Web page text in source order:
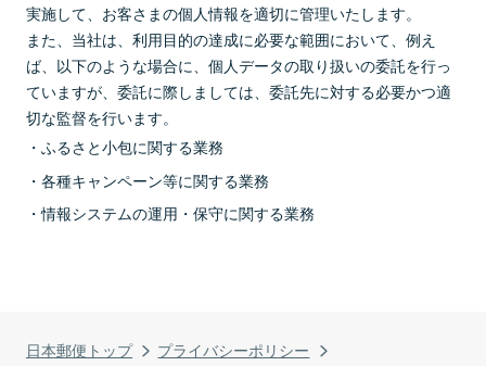
日本郵便トップ
プライバシーポリシー
実施して、お客さまの個人情報を適切に管理いたします。
また、当社は、利用目的の達成に必要な範囲において、例え
ば、以下のような場合に、個人データの取り扱いの委託を行っ
ていますが、委託に際しましては、委託先に対する必要かつ適
切な監督を行います。
ふるさと小包に関する業務
各種キャンペーン等に関する業務
情報システムの運用・保守に関する業務